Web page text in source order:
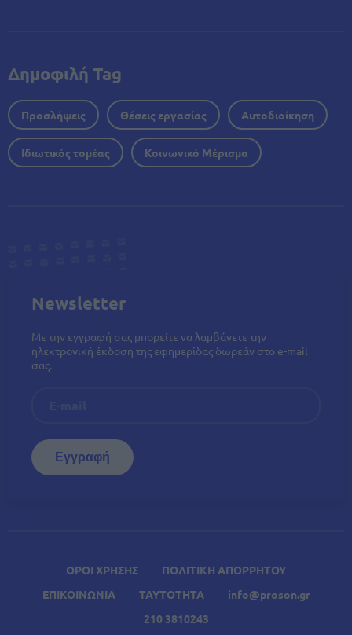
ΟΡΟΙ ΧΡΗΣΗΣ
ΠΟΛΙΤΙΚΗ ΑΠΟΡΡΗΤΟΥ
ΕΠΙΚΟΙΝΩΝΙΑ
ΤΑΥΤΟΤΗΤΑ
info@proson.gr
210 3810243
Δημοφιλή Tag
Προσλήψεις Θέσεις εργασίας Αυτοδιοίκηση
Ιδιωτικός τομέας Κοινωνικό Μέρισμα
Newsletter
Με την εγγραφή σας μπορείτε να λαμβάνετε την
ηλεκτρονική έκδοση της εφημερίδας δωρεάν στο e-mail
σας.